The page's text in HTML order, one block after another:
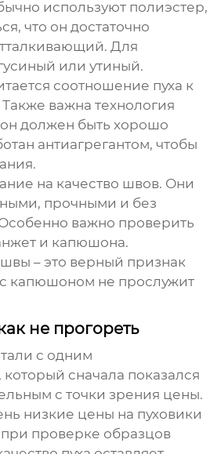
используют полиэстер,
что он достаточно
Для
или утиный.
соотношение пуха к
Также важна технология
он должен быть хорошо
антиагрегантом, чтобы
на качество швов. Они
прочными и без
важно проверить
и капюшона.
– это верный признак
с капюшоном не прослужит
не прогореть
с одним
сначала показался
с точки зрения цены.
низкие цены на пуховики
при проверке образцов